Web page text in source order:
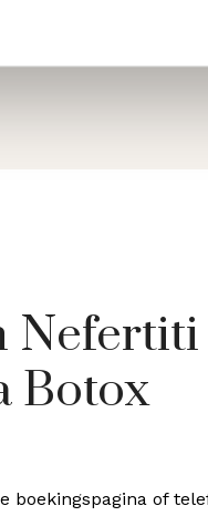
Nefertiti
Botox
boekingspagina of